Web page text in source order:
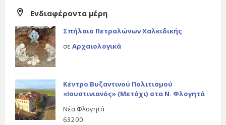
Ενδιαφέροντα μέρη
Σπήλαιο Πετραλώνων Χαλκιδικής
σε Αρχαιολογικά
Κέντρο Βυζαντινού Πολιτισμού
«Ιουστινιανός» (Μετόχι) στα Ν. Φλογητά
Νέα Φλογητά
63200